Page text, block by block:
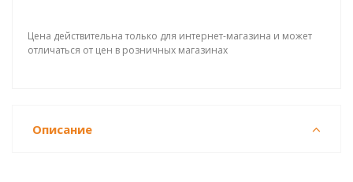
Цена действительна только для интернет-магазина и может
отличаться от цен в розничных магазинах
Описание